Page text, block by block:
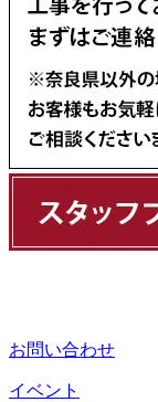
お問い合わせ
イベント